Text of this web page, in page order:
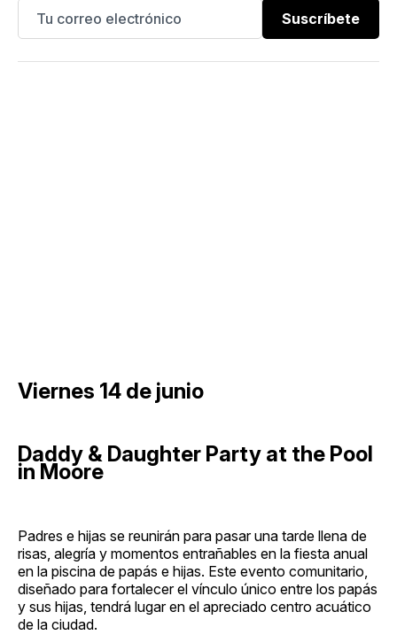
Suscríbete
Viernes 14 de junio
Daddy & Daughter Party at the Pool
in Moore
Padres e hijas se reunirán para pasar una tarde llena de
risas, alegría y momentos entrañables en la fiesta anual
en la piscina de papás e hijas. Este evento comunitario,
diseñado para fortalecer el vínculo único entre los papás
y sus hijas, tendrá lugar en el apreciado centro acuático
de la ciudad.